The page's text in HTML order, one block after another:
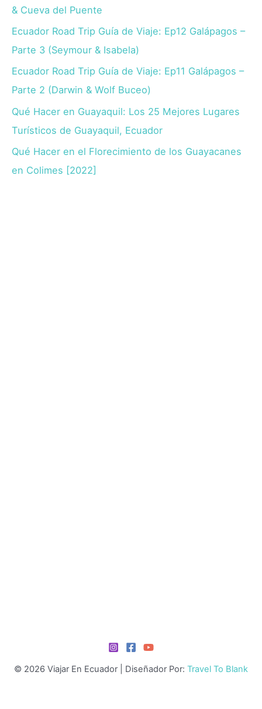
& Cueva del Puente
Ecuador Road Trip Guía de Viaje: Ep12 Galápagos –
Parte 3 (Seymour & Isabela)
Ecuador Road Trip Guía de Viaje: Ep11 Galápagos –
Parte 2 (Darwin & Wolf Buceo)
Qué Hacer en Guayaquil: Los 25 Mejores Lugares
Turísticos de Guayaquil, Ecuador
Qué Hacer en el Florecimiento de los Guayacanes
en Colimes [2022]
© 2026 Viajar En Ecuador | Diseñador Por: Travel To Blank